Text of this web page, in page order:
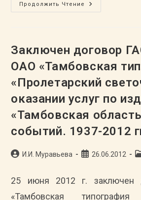
Продолжить Чтение
Состоялось
Заседание
Архивных
Заключен договор
ОАО «Тамбовская
«Пролетарский
оказании услуг по
«Тамбовская
событий. 1937-2012
АвторИ.И. Муравьева
Запись26.06.2012
25 июня 2012 г. заключен
«Тамбовская типография